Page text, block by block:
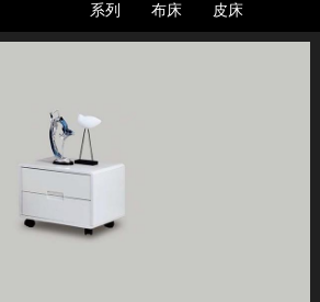
系列
布床
皮床